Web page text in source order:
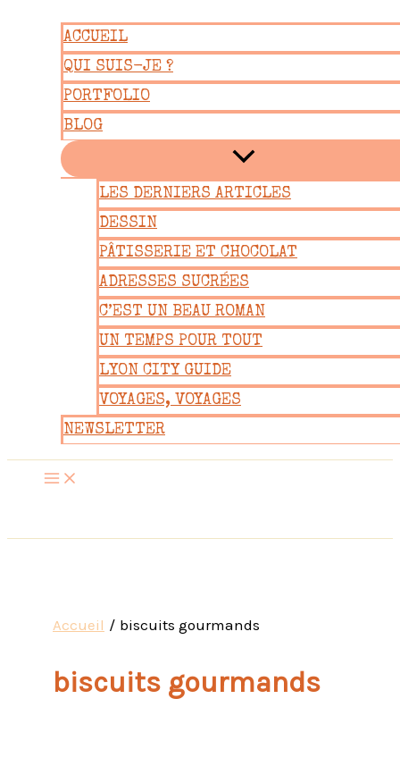
contenu
ACCUEIL
QUI SUIS-JE ?
PORTFOLIO
BLOG
LES DERNIERS ARTICLES
DESSIN
PÂTISSERIE ET CHOCOLAT
ADRESSES SUCRÉES
C’EST UN BEAU ROMAN
UN TEMPS POUR TOUT
LYON CITY GUIDE
VOYAGES, VOYAGES
NEWSLETTER
Accueil biscuits gourmands
biscuits gourmands